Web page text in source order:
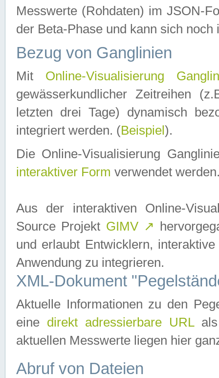
Messwerte (Rohdaten) im JSON-
der Beta-Phase und kann sich noch
Bezug von Ganglinien
Mit Online-Visualisierung
gewässerkundlicher Zeitreihen
letzten drei Tage) dynamisch
integriert werden. (Beispiel ).
Die Online-Visualisierung
interaktiver Form verwendet
Aus der interaktiven Online-
Source Projekt GIMV ↗
und erlaubt Entwicklern,
Anwendung zu integrieren.
XML-Dokument
Aktuelle Informationen zu den
eine direkt adressierbare URLals
aktuellen Messwerte liegen hier
Abruf von Dateien